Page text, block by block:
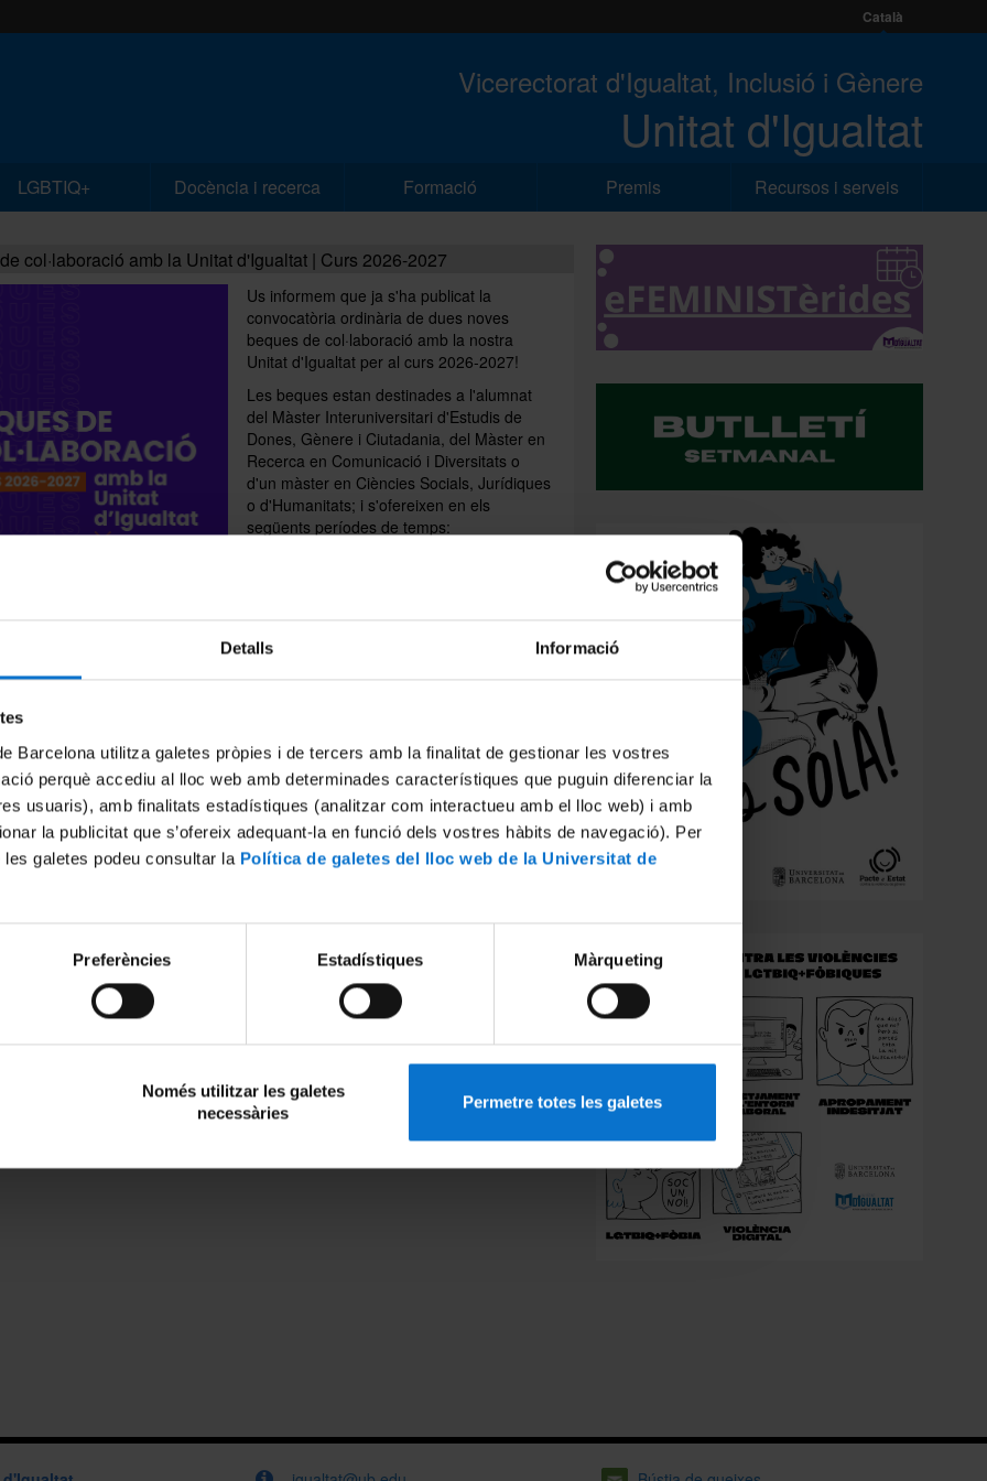
Detalls Informació
Barcelona utilitza galetes pròpies i de tercers amb la finalitat de gestionar les vostres
perquè accediu al lloc web amb determinades característiques que puguin diferenciar la
usuaris), amb finalitats estadístiques (analitzar com interactueu amb el lloc web) i amb
la publicitat que s’ofereix adequant-la en funció dels vostres hàbits de navegació). Per
galetes podeu consultar la Política de galetes del lloc web de la Universitat de
Preferències Estadístiques Màrqueting
Només utilitzar les galetes
necessàries
Permetre totes les galetes
Català
Vicerectorat d'Igualtat, Inclusió i Gènere
Unitat d'Igualtat
LGBTIQ+ Docència i recerca Formació Premis Recursos i serveis
col·laboració amb la Unitat d'Igualtat | Curs 2026-2027
Us informem que ja s'ha publicat la
convocatòria ordinària de dues noves
beques de col·laboració amb la nostra
Unitat d'Igualtat per al curs 2026-2027!
Les beques estan destinades a l'alumnat
del Màster Interuniversitari d'Estudis de
Dones, Gènere i Ciutadania, del Màster en
Recerca en Comunicació i Diversitats o
d'un màster en Ciències Socials, Jurídiques
o d'Humanitats; i s'ofereixen en els
següents períodes de temps:
- Del 2 de novembre de 2026 al 29
d'octubre de 2027
romandrà oberta des del 25 de març fins al 30 d'abril de
consultar tota la informació sobre les bases en el següentenllaç
PER VEURE LES ACTUALITZACIONS